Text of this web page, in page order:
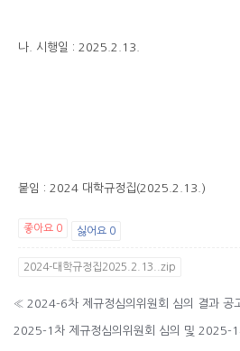
나. 시행일 : 2025.2.13.
붙임 : 2024 대학규정집(2025.2.13.)
좋아요 0 싫어요 0
2024-대학규정집2025.2.13..zip
« 2024-6차 제규정심의위원회 심의 결과 공
2025-1차 제규정심의위원회 심의 및 2025-1